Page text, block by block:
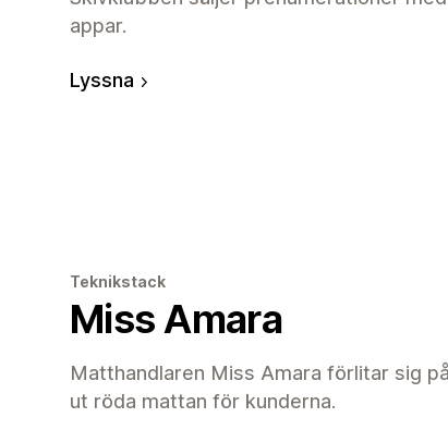
appar.
Lyssna
Teknikstack
Miss Amara
Matthandlaren Miss Amara förlitar sig
ut röda mattan för kunderna.